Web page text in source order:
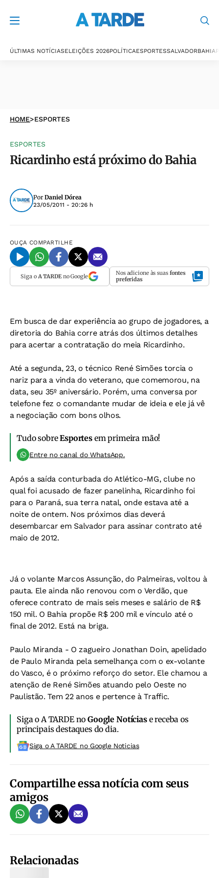
ÚLTIMAS NOTÍCIASELEIÇÕES 2026POLÍTICAESPORTESSALVADORBAHIA
HOME>ESPORTES
ESPORTES
Ricardinho está próximo do Bahia
Por Daniel Dórea
23/05/2011 - 20:26 h
OUÇA COMPARTILHE
Siga o A TARDEno Google Nos adicione às suas fontes
preferidas
Em busca de dar experiência ao grupo de jogadores, a
diretoria do Bahia corre atrás dos últimos detalhes
para acertar a contratação do meia Ricardinho.
Até a segunda, 23, o técnico René Simões torcia o
nariz para a vinda do veterano, que comemorou, na
data, seu 35º aniversário. Porém, uma conversa por
telefone fez o comandante mudar de ideia e ele já vê
a negociação com bons olhos.
Tudo sobreEsportesem primeira mão!
Entre no canal do WhatsApp.
Após a saída conturbada do Atlético-MG, clube no
qual foi acusado de fazer panelinha, Ricardinho foi
para o Paraná, sua terra natal, onde estava até a
noite de ontem. Nos próximos dias deverá
desembarcar em Salvador para assinar contrato até
maio de 2012.
Já o volante Marcos Assunção, do Palmeiras, voltou à
pauta. Ele ainda não renovou com o Verdão, que
oferece contrato de mais seis meses e salário de R$
150 mil. O Bahia propõe R$ 200 mil e vínculo até o
final de 2012. Está na briga.
Paulo Miranda - O zagueiro Jonathan Doin, apelidado
de Paulo Miranda pela semelhança com o ex-volante
do Vasco, é o próximo reforço do setor. Ele chamou a
atenção de René Simões atuando pelo Oeste no
Paulistão. Tem 22 anos e pertence à Traffic.
Siga o A TARDE noGoogle Notíciase receba os
principais destaques do dia.
Siga o A TARDE no Google Noticias
Compartilhe essa notícia com seus
amigos
Relacionadas